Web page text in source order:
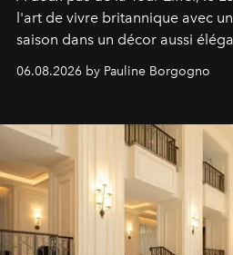
l'art de vivre britannique avec
saison dans un décor aussi
06.08.2026 by Pauline Borgogno